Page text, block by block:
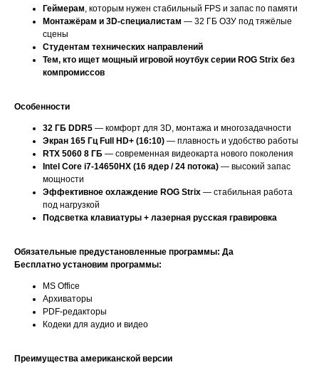
Геймерам, которым нужен стабильный FPS и запас по памяти
Монтажёрам и 3D-специалистам — 32 ГБ ОЗУ под тяжёлые
сцены
Студентам технических направлений
Тем, кто ищет мощный игровой ноутбук серии ROG Strix без
компромиссов
Особенности
32 ГБ DDR5 — комфорт для 3D, монтажа и многозадачности
Экран 165 Гц Full HD+ (16:10) — плавность и удобство работы
RTX 5060 8 ГБ — современная видеокарта нового поколения
Intel Core i7-14650HX (16 ядер / 24 потока) — высокий запас
мощности
Эффективное охлаждение ROG Strix — стабильная работа
под нагрузкой
Подсветка клавиатуры + лазерная русская гравировка
Обязательные предустановленные программы: Да
Бесплатно установим программы:
MS Office
Архиваторы
PDF-редакторы
Кодеки для аудио и видео
Преимущества американской версии